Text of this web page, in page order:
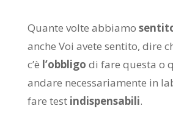
Quante volte abbiamo
anche Voi avete sentito, dire
c’è l’obbligo di fare questa o
andare necessariamente in
fare test indispensabili.